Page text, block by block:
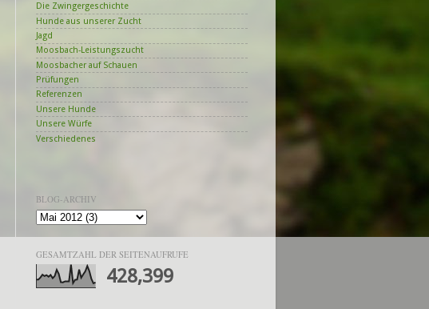
Die Zwingergeschichte
Hunde aus unserer Zucht
Jagd
Moosbach-Leistungszucht
Moosbacher auf Schauen
Prüfungen
Referenzen
Unsere Hunde
Unsere Würfe
Verschiedenes
BLOG-ARCHIV
GESAMTZAHL DER SEITENAUFRUFE
428,399